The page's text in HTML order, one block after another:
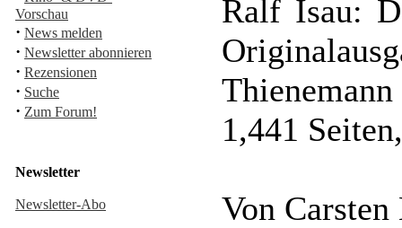
Vorschau
· News melden
· Newsletter abonnieren
· Rezensionen
· Suche
· Zum Forum!
Newsletter
Newsletter-Abo
Ralf Isau:
1,441
Von